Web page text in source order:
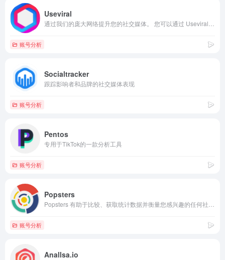
Useviral
账号分析
Socialtracker
跟踪影响者和品牌的社交媒体表现
账号分析
Pentos
专用于TikTok的一款分析工具
账号分析
Popsters
账号分析
Anallsa.io